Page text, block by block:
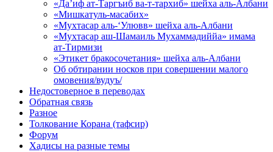
«Да’иф ат-Таргъиб ва-т-тархиб» шейха аль-Албани
«Мишкатуль-масабих»
«Мухтасар аль-‘Улювв» шейха аль-Албани
«Мухтасар аш-Шамаиль Мухаммадиййа» имама
ат-Тирмизи
«Этикет бракосочетания» шейха аль-Албани
Об обтирании носков при совершении малого
омовения/вудуъ/
Недостоверное в переводах
Обратная связь
Разное
Толкование Корана (тафсир)
Форум
Хадисы на разные темы